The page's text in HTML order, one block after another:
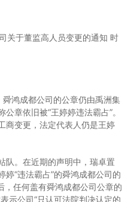
关于董监高人员变更的通知 时
鸿成都公司的公章仍由禹洲集
章依旧被“王婷婷违法霸占”。
商变更，法定代表人仍是王婷
队。在近期的声明中，瑞卓置
“违法霸占”的舜鸿成都公司的
，任何盖有舜鸿成都公司公章的
示公司“只认可法院判决认定的